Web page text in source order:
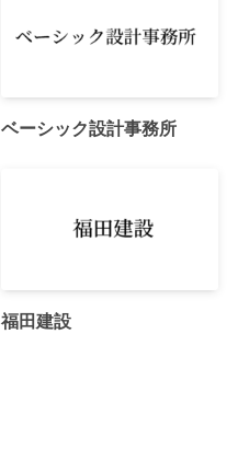
ベーシック設計事務所
福田建設